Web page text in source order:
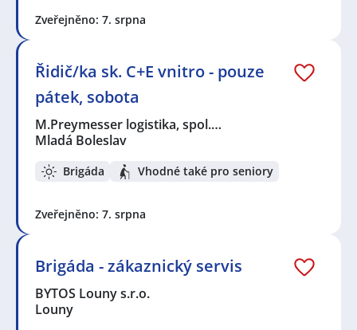
Zveřejněno: 7. srpna
Řidič/ka sk. C+E vnitro - pouze
pátek, sobota
M.Preymesser logistika, spol.…
Mladá Boleslav
Brigáda Vhodné také pro seniory
Zveřejněno: 7. srpna
Brigáda - zákaznický servis
BYTOS Louny s.r.o.
Louny